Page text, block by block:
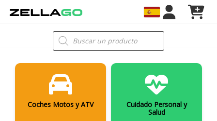
Búsqueda
de
productos
Coches Motos y ATV
Cuidado Personal y
Salud